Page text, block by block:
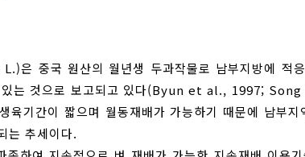
중국 원산의 월년생 두과작물로 남부지방에 적
있는 것으로 보고되고 있다(Byun et al., 1997;
육기간이 짧으며 월동재배가 가능하기 때문에 남부
는 추세이다.